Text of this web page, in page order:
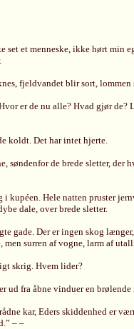
set et menneske, ikke hørt min
fjeldvandet blir sort, lommen
er de nu alle? Hvad gjør de?
koldt. Det har intet hjerte.
søndenfor de brede sletter, der
kupéen. Hele natten pruster
dale, over brede sletter.
gade. Der er ingen skog
men surren af vogne, larm af
skrig. Hvem lider?
ud fra åbne vinduer en brølende
kar, Eders skiddenhed er
– –